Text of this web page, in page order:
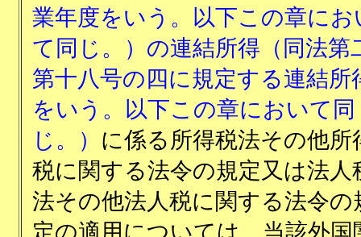
業年度をいう。以下この章にお
て同じ。）の連結所得（同法第
第十八号の四に規定する連結所
をいう。以下この章において同
じ。） に係る所得税法その他所
税に関する法令の規定又は法人
法その他法人税に関する法令の
定の適用については、当該外国